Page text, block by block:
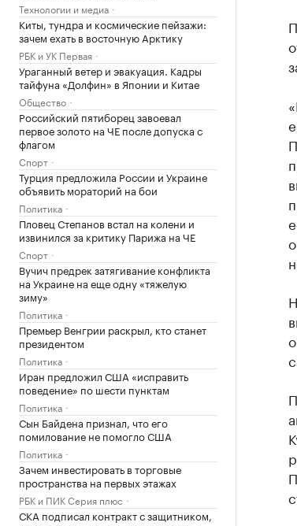
Технологии и медиа
Киты, тундра и космические пейзажи:
зачем ехать в восточную Арктику
РБК и УК Первая
Ураганный ветер и эвакуация. Кадры
тайфуна «Долфин» в Японии и Китае
Общество
Российский пятиборец завоевал
первое золото на ЧЕ после допуска с
флагом
Спорт
Турция предложила России и Украине
объявить мораторий на бои
Политика
Пловец Степанов встал на колени и
извинился за критику Парижа на ЧЕ
Спорт
Вучич предрек затягивание конфликта
на Украине на еще одну «тяжелую
зиму»
Политика
Премьер Венгрии раскрыл, кто станет
президентом
Политика
Иран предложил США «исправить
поведение» по шести пунктам
Политика
Сын Байдена признал, что его
помилование не помогло США
Политика
Зачем инвестировать в торговые
пространства на первых этажах
РБК и ПИК Серия плюс
СКА подписал контракт с защитником,